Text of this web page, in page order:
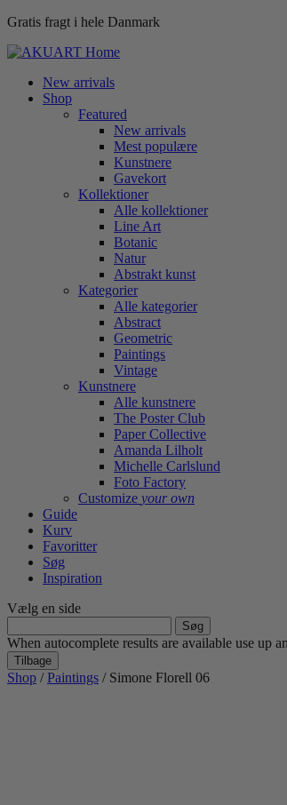
Gratis fragt i hele Danmark
New arrivals
Shop
Featured
New arrivals
Mest populære
Kunstnere
Gavekort
Kollektioner
Alle kollektioner
Line Art
Botanic
Natur
Abstrakt kunst
Kategorier
Alle kategorier
Abstract
Geometric
Paintings
Vintage
Kunstnere
Alle kunstnere
The Poster Club
Paper Collective
Amanda Lilholt
Michelle Carlslund
Foto Factory
Customize your own
Guide
Kurv
Favoritter
Søg
Inspiration
Vælg en side
efter:
When autocomplete results are available use up
Tilbage
Shop /Paintings / Simone Florell 06